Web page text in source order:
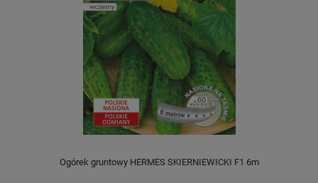
Ogórek gruntowy HERMES SKIERNIEWICKI F1 6m